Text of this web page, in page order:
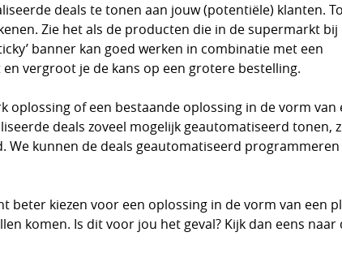
deals te tonen aan jouw (potentiële) klanten.
Zie het als de producten die in de supermarkt bij
banner kan goed werken in combinatie met een
vergroot je de kans op een grotere bestelling.
of een bestaande oplossing in de vorm van
deals zoveel mogelijk geautomatiseerd tonen,
We kunnen de deals geautomatiseerd programmeren
beter kiezen voor een oplossing in de vorm van een
komen. Is dit voor jou het geval? Kijk dan eens naar